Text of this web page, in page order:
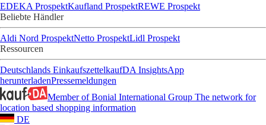
EDEKA ProspektKaufland ProspektREWE Prospekt
Beliebte Händler
Aldi Nord ProspektNetto ProspektLidl Prospekt
Ressourcen
Deutschlands EinkaufszettelkaufDA InsightsApp
herunterladenPressemeldungen
Member of Bonial International Group The network for
location based shopping information
DE